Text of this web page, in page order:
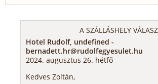
A SZÁLLÁSHELY
Hotel Rudolf, undefined -
bernadett.hr@rudolfegyesulet.hu
2024. augusztus 26. hétfő
Kedves Zoltán,